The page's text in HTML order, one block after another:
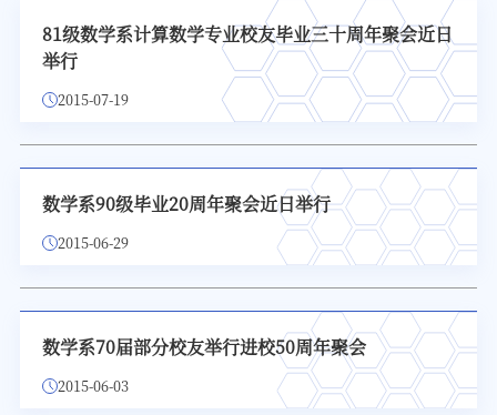
81级数学系计算数学专业校友毕业三十周年聚会近日
举行
2015-07-19
数学系90级毕业20周年聚会近日举行
2015-06-29
数学系70届部分校友举行进校50周年聚会
2015-06-03